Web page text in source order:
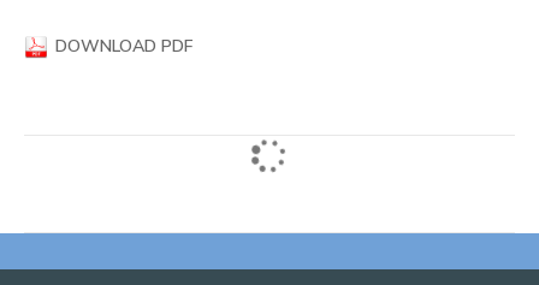
DOWNLOAD PDF